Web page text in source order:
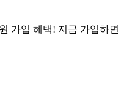
가입 혜택! 지금 가입하면